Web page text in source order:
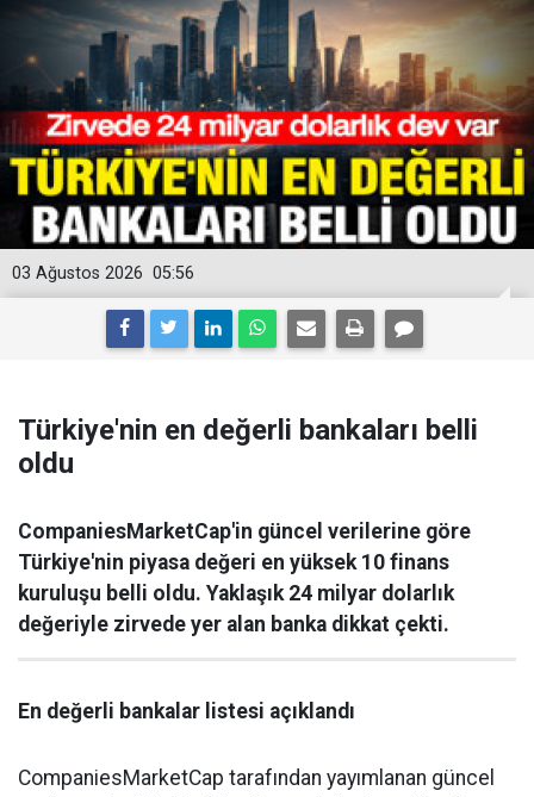
05:56
03 Ağustos 2026
Türkiye'nin en değerli bankaları belli
oldu
CompaniesMarketCap'in güncel verilerine göre
Türkiye'nin piyasa değeri en yüksek 10 finans
kuruluşu belli oldu. Yaklaşık 24 milyar dolarlık
değeriyle zirvede yer alan banka dikkat çekti.
En değerli bankalar listesi açıklandı
CompaniesMarketCap tarafından yayımlanan güncel